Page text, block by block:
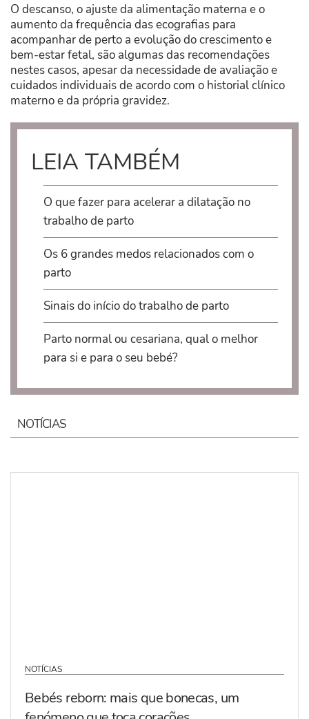
O descanso, o ajuste da alimentação materna e o
aumento da frequência das ecografias para
acompanhar de perto a evolução do crescimento e
bem-estar fetal, são algumas das recomendações
nestes casos, apesar da necessidade de avaliação e
cuidados individuais de acordo com o historial clínico
materno e da própria gravidez.
LEIA TAMBÉM
O que fazer para acelerar a dilatação no
trabalho de parto
Os 6 grandes medos relacionados com o
parto
Sinais do início do trabalho de parto
Parto normal ou cesariana, qual o melhor
para si e para o seu bebé?
NOTÍCIAS
NOTÍCIAS
Bebés reborn: mais que bonecas, um